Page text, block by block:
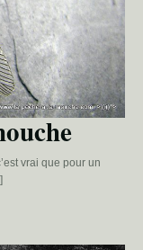
vrai que pour un